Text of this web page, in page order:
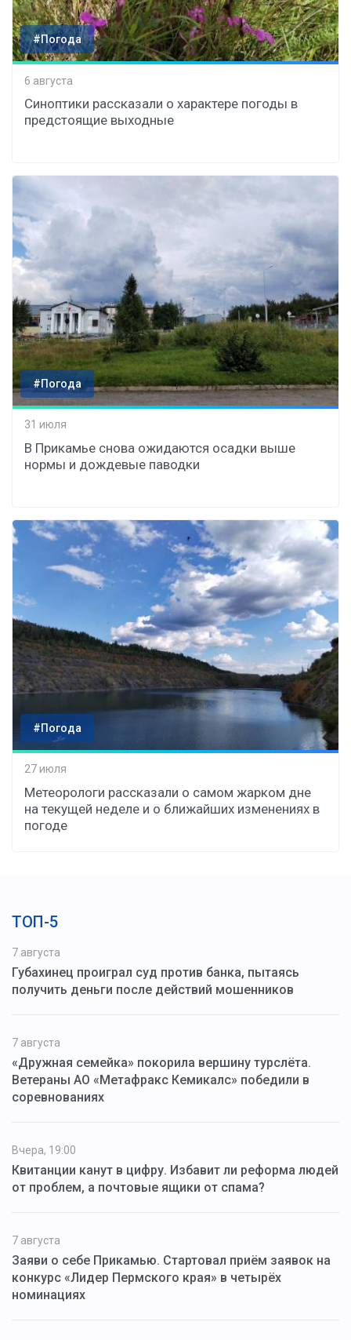
#Погода
6 августа
Синоптики рассказали о характере погоды в
предстоящие выходные
#Погода
31 июля
В Прикамье снова ожидаются осадки выше
нормы и дождевые паводки
#Погода
27 июля
Метеорологи рассказали о самом жарком дне
на текущей неделе и о ближайших изменениях в
погоде
ТОП-5
7 августа
Губахинец проиграл суд против банка, пытаясь
получить деньги после действий мошенников
7 августа
«Дружная семейка» покорила вершину турслёта.
Ветераны АО «Метафракс Кемикалс» победили в
соревнованиях
Вчера, 19:00
Квитанции канут в цифру. Избавит ли реформа людей
от проблем, а почтовые ящики от спама?
7 августа
Заяви о себе Прикамью. Стартовал приём заявок на
конкурс «Лидер Пермского края» в четырёх
номинациях